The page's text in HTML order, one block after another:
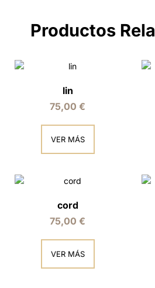
Productos
lin
75,00€
VER MÁS
cord
75,00€
VER MÁS